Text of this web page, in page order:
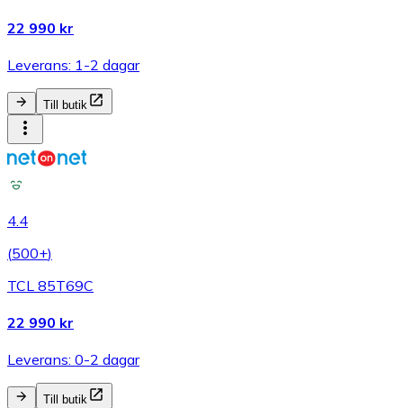
22 990 kr
Leverans: 1-2 dagar
Till butik
4.4
(500+)
TCL 85T69C
22 990 kr
Leverans: 0-2 dagar
Till butik